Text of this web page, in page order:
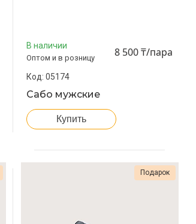
В наличии
Оптом и в розницу 8 500 ₸/пара
05174
Сабо мужские
Купить
Подарок